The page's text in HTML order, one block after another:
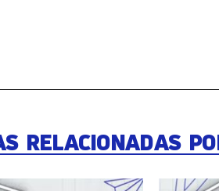
RELACIONADAS